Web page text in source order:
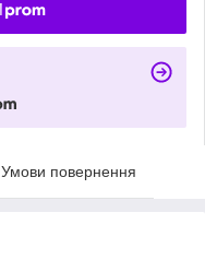
Умови повернення